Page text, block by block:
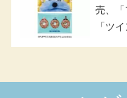
売、「
「ツ